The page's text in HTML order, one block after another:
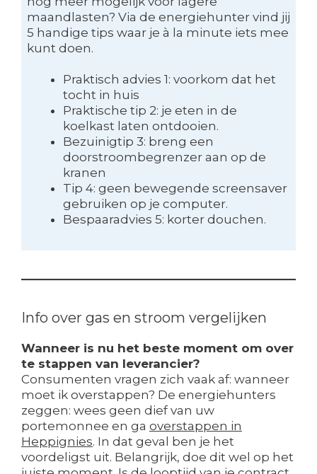
maandlasten? Via de energiehunter vind jij
5 handige tips waar je à la minute iets mee
kunt doen.
Praktisch advies 1: voorkom dat het
tocht in huis
Praktische tip 2: je eten in de
koelkast laten ontdooien.
Bezuinigtip 3: breng een
doorstroombegrenzer aan op de
kranen
Tip 4: geen bewegende screensaver
gebruiken op je computer.
Bespaaradvies 5: korter douchen.
Info over gas en stroom vergelijken
Wanneer is nu het beste moment om over
te stappen van leverancier?
Consumenten vragen zich vaak af: wanneer
moet ik overstappen? De energiehunters
zeggen: wees geen dief van uw
portemonnee en ga overstappen in
Heppignies. In dat geval ben je het
voordeligst uit. Belangrijk, doe dit wel op het